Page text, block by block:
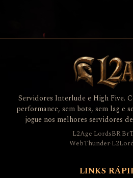
Servidores Interlude e High Five.
performance, sem bots, sem lag e
jogue nos melhores servidores
L2Age·LordsBR·
WebThunder·
LINKS